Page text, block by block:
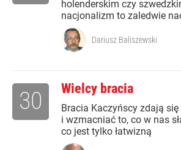
holenderskim czy
nacjonalizm to zaledwie
Dariusz Baliszewski
Wielcy bracia
Bracia Kaczyńscy zdają
i wzmacniać to, co w nas
co jest tylko łatwizną
30